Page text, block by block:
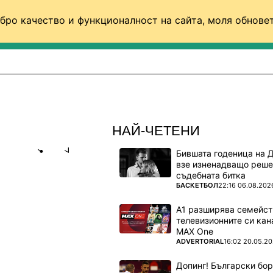
качество и функционалност на сайта, моля
НАЙ-ЧЕТЕНИ
Бившата годеница на
взе изненадващо
съдебната битка
ПОВЕЧЕ ОТ
БАСКЕТБОЛ22:16
А1 разширява
телевизионните си
MAX One
ПОВЕЧЕ ОТ
ADVERTORIAL16:02
Допинг! Български